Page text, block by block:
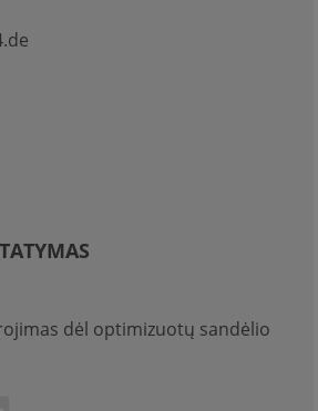
dėl optimizuotų sandėlio